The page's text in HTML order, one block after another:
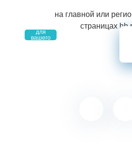
на главной или
страницах
для
вашего
4,9